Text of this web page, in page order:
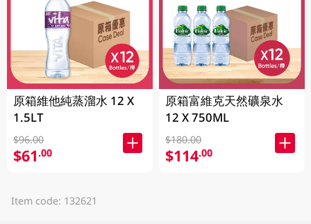
原箱維他純蒸溜水 12 X
1.5LT
$96.00
$61.00
原箱富維克天然礦泉水
12 X 750ML
$180.00
$114.00
Item code: 132621